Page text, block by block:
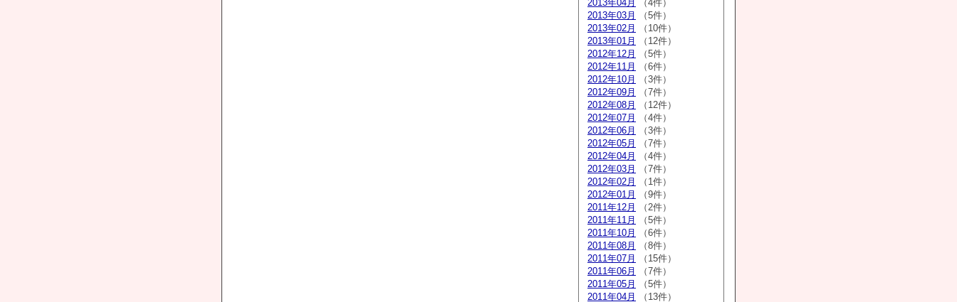
2013年04月
（4件）
2013年03月
（5件）
2013年02月
（10件）
2013年01月
（12件）
2012年12月
（5件）
2012年11月
（6件）
2012年10月
（3件）
2012年09月
（7件）
2012年08月
（12件）
2012年07月
（4件）
2012年06月
（3件）
2012年05月
（7件）
2012年04月
（4件）
2012年03月
（7件）
2012年02月
（1件）
2012年01月
（9件）
2011年12月
（2件）
2011年11月
（5件）
2011年10月
（6件）
2011年08月
（8件）
2011年07月
（15件）
2011年06月
（7件）
2011年05月
（5件）
2011年04月
（13件）